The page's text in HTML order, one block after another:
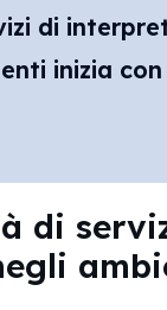
di
inizia
di